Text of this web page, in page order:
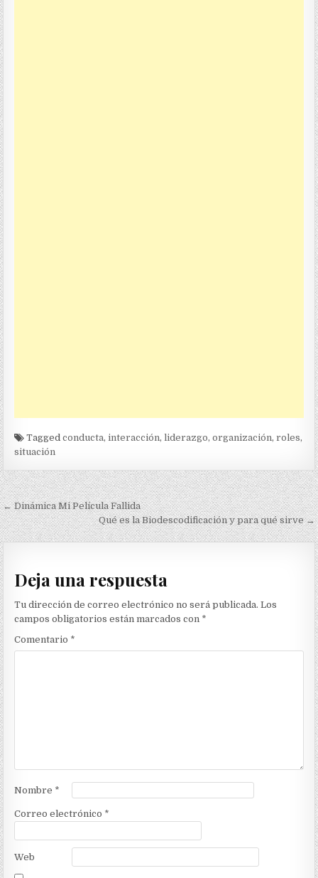
Taggedconducta,interacción,liderazgo,organización,roles,
situación
Navegación
de
entradas
← Dinámica Mi Película Fallida
Qué es la Biodescodificación y para qué sirve →
Deja una respuesta
Tu dirección de correo electrónico no será publicada. Los
campos obligatorios están marcados con *
Comentario *
Nombre *
Correo electrónico *
Web